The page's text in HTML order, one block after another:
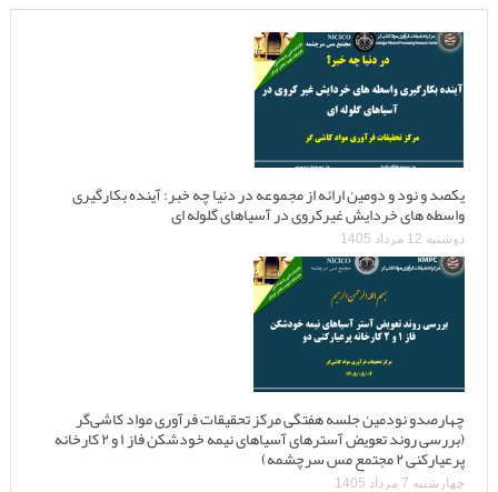
یکصد و نود و دومین ارائه از مجموعه در دنیا چه خبر: آینده بکارگیری
واسطه های خردایش غیرکروی در آسیاهای گلوله ای
دوشنبه 12 مرداد 1405
چهارصدو نودمین جلسه هفتگی مرکز تحقیقات فرآوری مواد کاشی‌گر
(بررسی روند تعویض آسترهای آسیاهای نیمه خودشکن فاز ۱ و ۲ کارخانه
پرعیارکنی ۲ مجتمع مس سرچشمه)
چهارشنبه 7 مرداد 1405